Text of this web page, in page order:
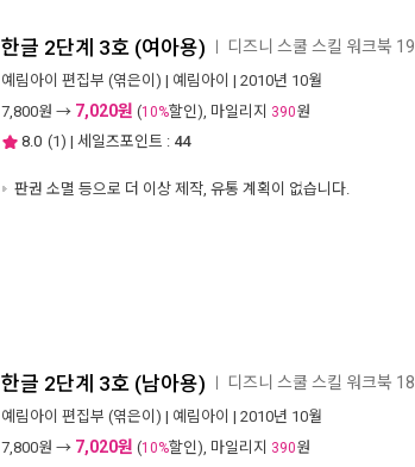
한글 2단계 3호 (여아용) 디즈니 스쿨 스킬 워크북 19
예림아이 편집부 (엮은이) | 예림아이 | 2010년 10월
7,800원 → 7,020원 (10%할인), 마일리지 390원
8.0 (1) | 세일즈포인트 : 44
판권 소멸 등으로 더 이상 제작, 유통 계획이 없습니다.
한글 2단계 3호 (남아용) 디즈니 스쿨 스킬 워크북 18
예림아이 편집부 (엮은이) | 예림아이 | 2010년 10월
7,800원 → 7,020원 (10%할인), 마일리지 390원